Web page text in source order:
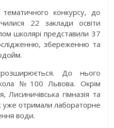
конкурсу, до
22 заклади освіти
школярі представили 37
збереженню та
До нього
№100 Львова. Окрім
Лисиничівська гімназія та
отримали лабораторне
води.